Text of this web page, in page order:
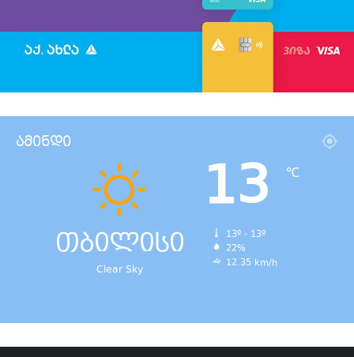
ამინდი
თბილისი
Clear Sky
13 ℃
13º - 13º
22%
12.35 km/h